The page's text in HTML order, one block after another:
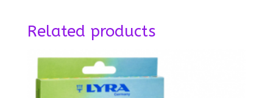
Related products